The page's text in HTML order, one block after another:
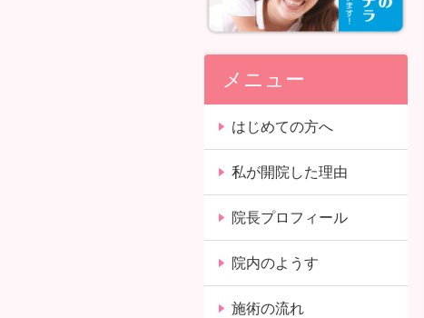
メニュー
はじめての方へ
私が開院した理由
院長プロフィール
院内のようす
施術の流れ